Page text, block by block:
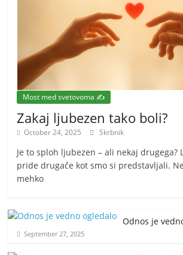
Most med svetovoma ✍️
Zakaj ljubezen tako boli?
October 24, 2025 Skrbnik
Je to sploh ljubezen – ali nekaj drugega?
pride drugače kot smo si predstavljali.
mehko
Odnos je
September 27, 2025